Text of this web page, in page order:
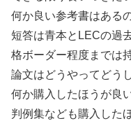
何か良い参考書はある
短答は青本とLECの過
格ボーダー程度までは
論文はどうやってどう
何か購入したほうが良
判例集なども購入した